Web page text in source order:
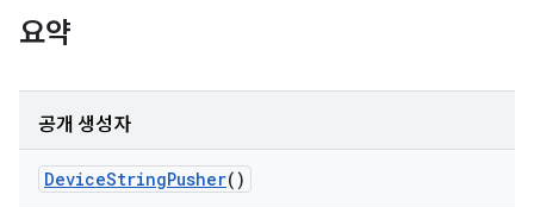
요약
공개 생성자
DeviceStringPusher()